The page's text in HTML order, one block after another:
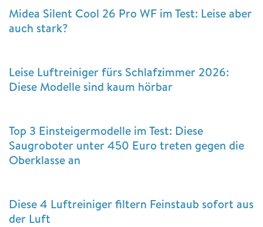
Midea Silent Cool 26 Pro WF im Test: Leise aber
auch stark?
Leise Luftreiniger fürs Schlafzimmer 2026:
Diese Modelle sind kaum hörbar
Top 3 Einsteigermodelle im Test: Diese
Saugroboter unter 450 Euro treten gegen die
Oberklasse an
Diese 4 Luftreiniger filtern Feinstaub sofort aus
der Luft